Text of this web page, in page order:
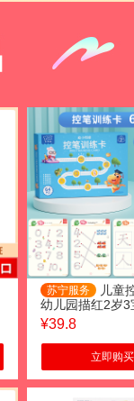
苏宁服务
儿童
幼儿园描红2岁3
卡可擦写运笔专
玩具 【幼小衔
字+拼音+字母+
支笔+1板擦）
¥39.8
立即购买